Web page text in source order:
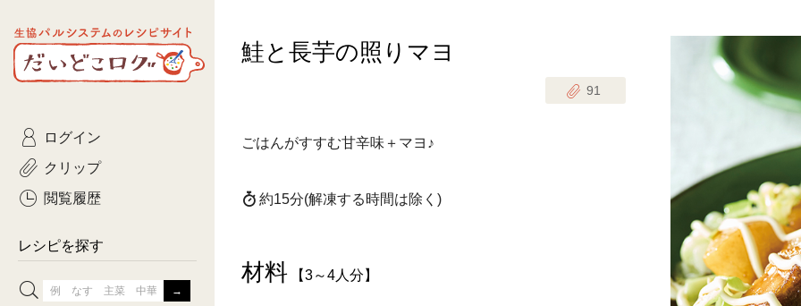
生協パルシステムのレシピ
サイト
だいどこログ
鮭と長芋の照りマヨ
91
ごはんがすすむ甘辛味＋マヨ♪
約15分(解凍する時間は除く)
材料 【3～4人分】
ログイン
クリップ
閲覧履歴
レシピを探す
ひとさじのときめき時間
おきらくだ
つくりおき肉魚菜菜セット
主菜
常備菜・作りおき
コトコト
yumyumいっしょごはん
ぷれーんぺいじ